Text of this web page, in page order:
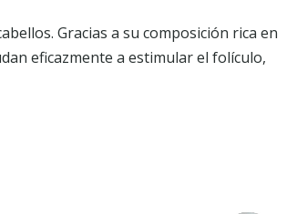
Gracias a su composición rica en
eficazmente a estimular el folículo,